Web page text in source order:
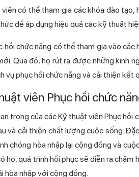
có thể tham gia các khóa đào
để áp dụng hiệu quả các kỹ thuật
hồi chức năng có thể tham gia vào
Qua đó, họ rút ra được những kinh
vụ phục hồi chức năng và cải thiện kết
viên Phục hồi chức
trọng của các Kỹ thuật viên Phục
và cải thiện chất lượng cuộc sống.
chóng hòa nhập lại cộng đồng và
họ, quá trình hồi phục sẽ diễn ra
hòa nhập với cộng đồng.